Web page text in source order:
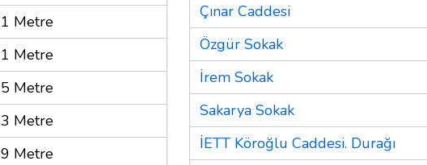
Metre
Metre
Metre
Metre
Metre
Çınar Caddesi
Özgür Sokak
İrem Sokak
Sakarya Sokak
İETT Köroğlu Caddesi. Durağı